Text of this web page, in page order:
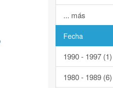
... más
Fecha
1990 - 1997 (1)
1980 - 1989 (6)